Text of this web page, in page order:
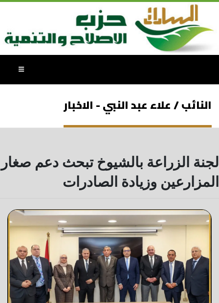
النائب / علاء عبد النبي - الاخبار
لجنة الزراعة بالشيوخ تبحث دعم صغار
المزارعين وزيادة الصادرات